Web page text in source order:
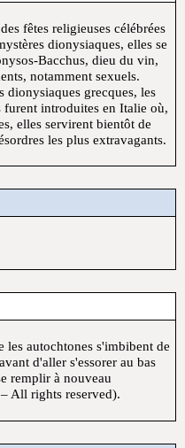
dionysiaques, elles se
Bacchus, dieu du vin,
notamment sexuels.
dionysiaques grecques, les
furent introduites en Italie où,
elles servirent bientôt de
les plus extravagants.
d'aller s'essorer au bas
remplir à nouveau
All rights reserved).